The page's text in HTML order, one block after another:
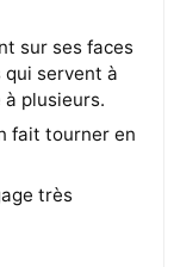
sur ses faces
servent à
à plusieurs.
fait tourner en
très